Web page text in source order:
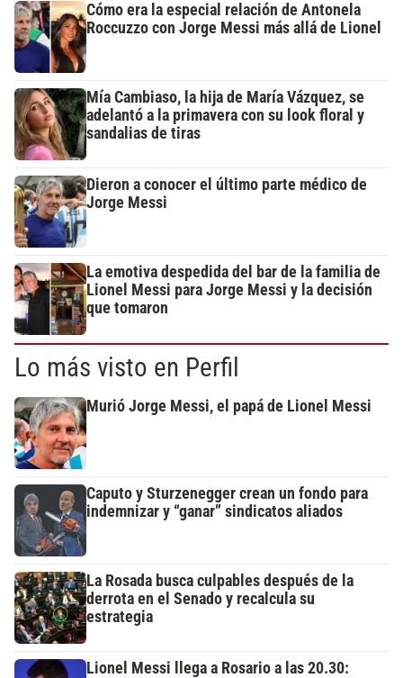
Cómo era la especial relación de Antonela
Roccuzzo con Jorge Messi más allá de Lionel
Mía Cambiaso, la hija de María Vázquez, se
adelantó a la primavera con su look floral y
sandalias de tiras
Dieron a conocer el último parte médico de
Jorge Messi
La emotiva despedida del bar de la familia de
Lionel Messi para Jorge Messi y la decisión
que tomaron
Lo más visto en Perfil
Murió Jorge Messi, el papá de Lionel Messi
Caputo y Sturzenegger crean un fondo para
indemnizar y “ganar” sindicatos aliados
La Rosada busca culpables después de la
derrota en el Senado y recalcula su
estrategia
Lionel Messi llega a Rosario a las 20.30: